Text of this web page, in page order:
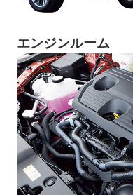
エンジンルーム